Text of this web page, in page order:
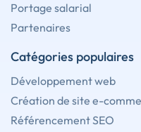
Portage salarial
Partenaires
Catégories populaires
Développement web
Création de site e-
Référencement SEO